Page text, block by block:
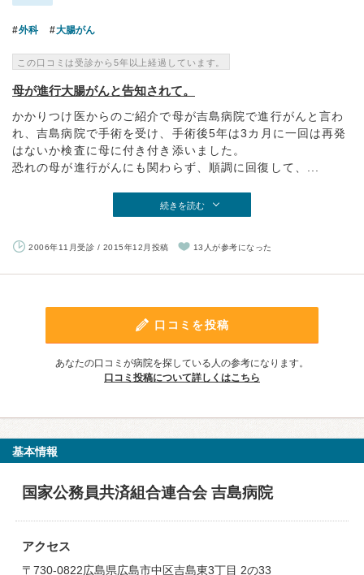
外科 大腸がん
この口コミは受診から5年以上経過しています。
母が進行大腸がんと告知されて。
かかりつけ医からのご紹介で母が吉島病院で進行がんと言わ
れ、吉島病院で手術を受け、手術後5年は3カ月に一回は再発
はないか検査に母に付き付き添いました。
恐れの母が進行がんにも関わらず、順調に回復して、...
続きを読む
2006年11月受診 / 2015年12月投稿 13人が参考になった
口コミを投稿
あなたの口コミが病院を探している人の参考になります。
口コミ投稿について詳しくはこちら
基本情報
国家公務員共済組合連合会 吉島病院
アクセス
〒730-0822広島県広島市中区吉島東3丁目 2の33